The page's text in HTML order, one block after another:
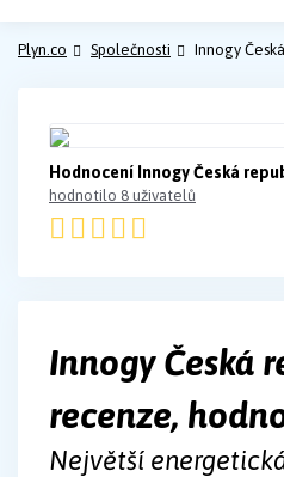
Plyn.co Společnosti Innogy
Hodnocení Innogy Česká
hodnotilo 8 uživatelů
Innogy Česká
recenze,
Největší